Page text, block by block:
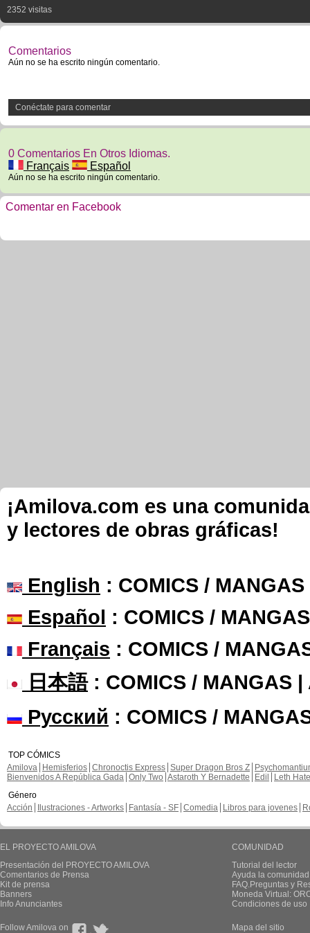
2352 visitas
Comentarios
Aún no se ha escrito ningún comentario.
Conéctate para comentar
0 Comentarios En Otros Idiomas.
Français
Español
Aún no se ha escrito ningún comentario.
Comentar en Facebook
¡Amilova.com es una
y lectores de obras gráficas!
English : COMICS /
Español : COMICS /
Français : COMICS /
日本語: COMICS / MANGAS |
Русский : COMICS /
TOP CÓMICS
Amilova
Hemisferios Chronoctis Express Super Dragon Bros Z
Bienvenidos A República Gada Only Two Astaroth Y Bernadette Edil
Leth Hate
Género
Acción
Ilustraciones - Artworks Fantasía - SF Comedia Libros para jovenes
EL PROYECTO AMILOVA
Presentación del PROYECTO AMILOVA
Comentarios de Prensa
Kit de prensa
Banners
Info Anunciantes
COMUNIDAD
Tutorial del lector
Ayuda la
FAQ.Preguntas y
Moneda Virtual:
Condiciones de uso
Follow Amilova on Mapa del sitio